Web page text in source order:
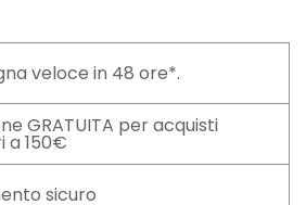
veloce in 48 ore*.
GRATUITA per acquisti
a 150€
sicuro